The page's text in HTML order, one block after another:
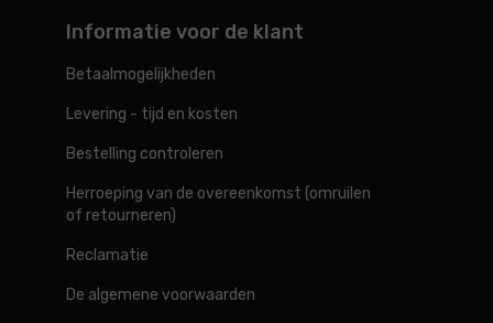
Informatie voor de klant
Betaalmogelijkheden
Levering - tijd en kosten
Bestelling controleren
Herroeping van de overeenkomst (omruilen
of retourneren)
Reclamatie
De algemene voorwaarden